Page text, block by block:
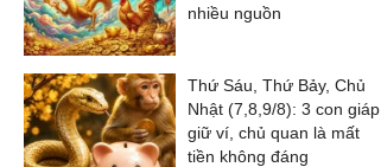
nhiều nguồn
Thứ Sáu, Thứ Bảy, Chủ
Nhật (7,8,9/8): 3 con giáp
giữ ví, chủ quan là mất
tiền không đáng